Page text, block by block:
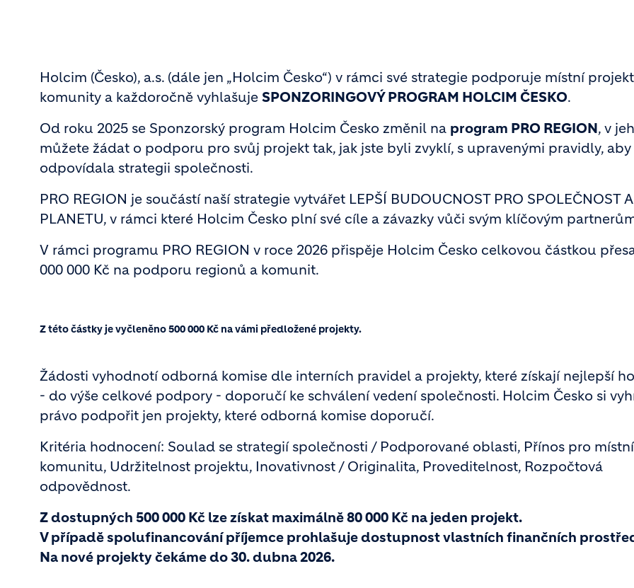
Holcim (Česko), a.s. (dále jen „Holcim Česko“) v rámci své strategie podporuje místní
komunity a každoročně vyhlašuje SPONZORINGOVÝ PROGRAM HOLCIM ČESKO.
Od roku 2025 se Sponzorský program Holcim Česko změnil na program PRO REGION, v
můžete žádat o podporu pro svůj projekt tak, jak jste byli zvyklí, s upravenými pravidly, aby
odpovídala strategii společnosti.
PRO REGION je součástí naší strategie vytvářet LEPŠÍ BUDOUCNOST PRO SPOLEČNOST A
PLANETU, v rámci které Holcim Česko plní své cíle a závazky vůči svým klíčovým
V rámci programu PRO REGION v roce 2026 přispěje Holcim Česko celkovou částkou
000 000 Kč na podporu regionů a komunit.
Z této částky je vyčleněno 500 000 Kč na vámi předložené projekty.
Žádosti vyhodnotí odborná komise dle interních pravidel a projekty, které získají nejlepší
- do výše celkové podpory - doporučí ke schválení vedení společnosti. Holcim Česko si
právo podpořit jen projekty, které odborná komise doporučí.
Kritéria hodnocení: Soulad se strategií společnosti / Podporované oblasti, Přínos pro místní
komunitu, Udržitelnost projektu, Inovativnost / Originalita, Proveditelnost, Rozpočtová
odpovědnost.
Z dostupných 500 000 Kč lze získat maximálně 80 000 Kč na jeden projekt.
V případě spolufinancování příjemce prohlašuje dostupnost vlastních finančních
Na nové projekty čekáme do 30. dubna 2026.